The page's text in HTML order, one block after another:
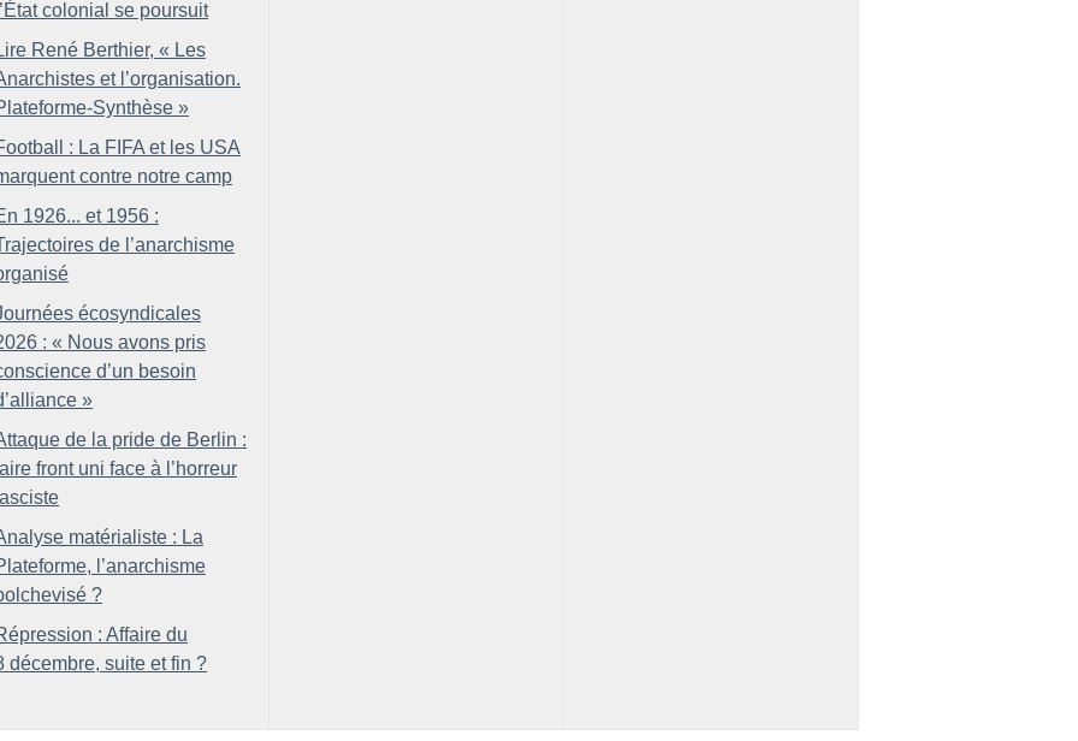
colonial se poursuit
René Berthier, « Les
et l’organisation.
Synthèse »
: La FIFA et les USA
contre notre camp
1926... et 1956 :
de l’anarchisme
écosyndicales
: « Nous avons pris
d’un besoin
»
de la pride de Berlin :
front uni face à l’horreur
matérialiste : La
l’anarchisme
?
: Affaire du
décembre, suite et fin ?